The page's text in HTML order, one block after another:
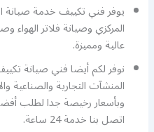
يوفر فني تكييف خدمة صيانة
المركزي وصيانة فلاتر الهواء
عالية ومميزة.
نوفر لكم أيضا فني صيانة
المنشآت التجارية والصناعية
وبأسعار رخيصة جدا لطلب
اتصل بنا خدمة 24 ساعة.